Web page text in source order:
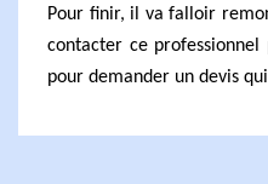
Pour finir, il va falloir
contacter ce
pour demander un devis